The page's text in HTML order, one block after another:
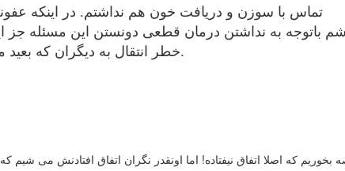
تماس با سوزن و دریافت خون هم نداشتم. در اینکه
باتوجه به نداشتن درمان قطعی دونستن این مسئله جز
خطر انتقال به دیگران که بعید میدونم . من این مسائل رو همیشه رعایت میکنم.